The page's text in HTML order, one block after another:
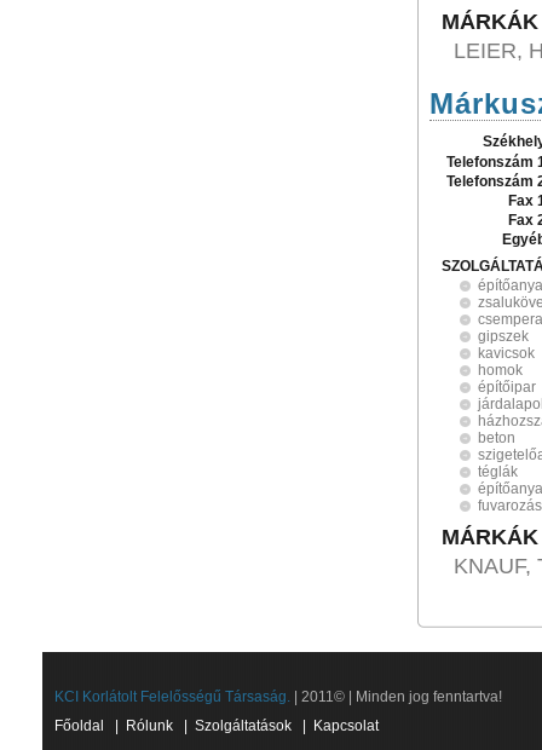
MÁRKÁK
LEIER,
Telefonszám
Telefonszám
Fax
Fax
gipszek
kavicsok
homok
építőipar
beton
téglák
fuvarozás
MÁRKÁK
KNAUF,
KCI Korlátolt Felelősségű Társaság. | 2011© | Minden jog fenntartva!
Főoldal
Rólunk Szolgáltatások Kapcsolat